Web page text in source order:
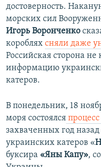
достоверность.
морских сил
Игорь Воронченко
короблях сняли даже
Российская сторона
информацию
катеров.
В понедельник, 18
моря состоялся
захваченных год
украинских катеров «
буксира «Яны Капу»,